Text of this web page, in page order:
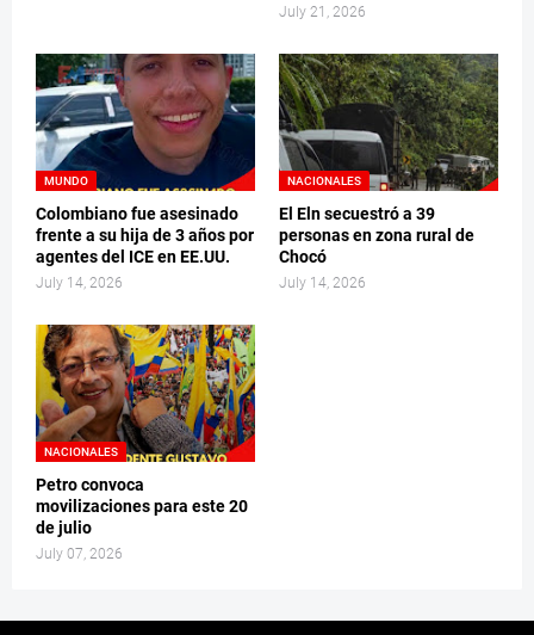
July 21, 2026
MUNDO
Colombiano fue asesinado
frente a su hija de 3 años por
agentes del ICE en EE.UU.
July 14, 2026
NACIONALES
El Eln secuestró a 39
personas en zona rural de
Chocó
July 14, 2026
NACIONALES
Petro convoca
movilizaciones para este 20
de julio
July 07, 2026